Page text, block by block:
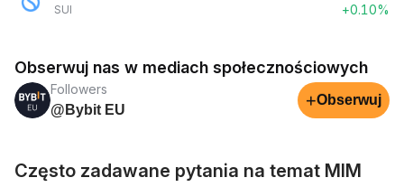
SUI
+0.10%
Obserwuj nas w mediach społecznościowych
Followers
@Bybit EU
+Obserwuj
Często zadawane pytania na temat MIM